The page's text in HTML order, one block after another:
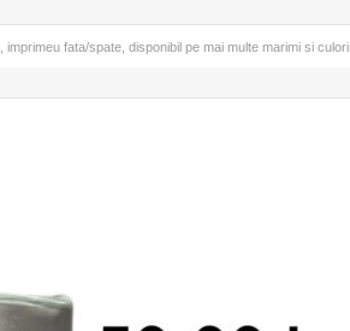
fata/spate, disponibil pe mai multe marimi si culori